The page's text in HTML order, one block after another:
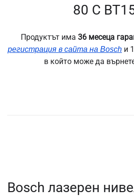
80 C
Продуктът има 36 месеца
регистрация в сайта на Bosch и
в който може да
Bosch лазерен